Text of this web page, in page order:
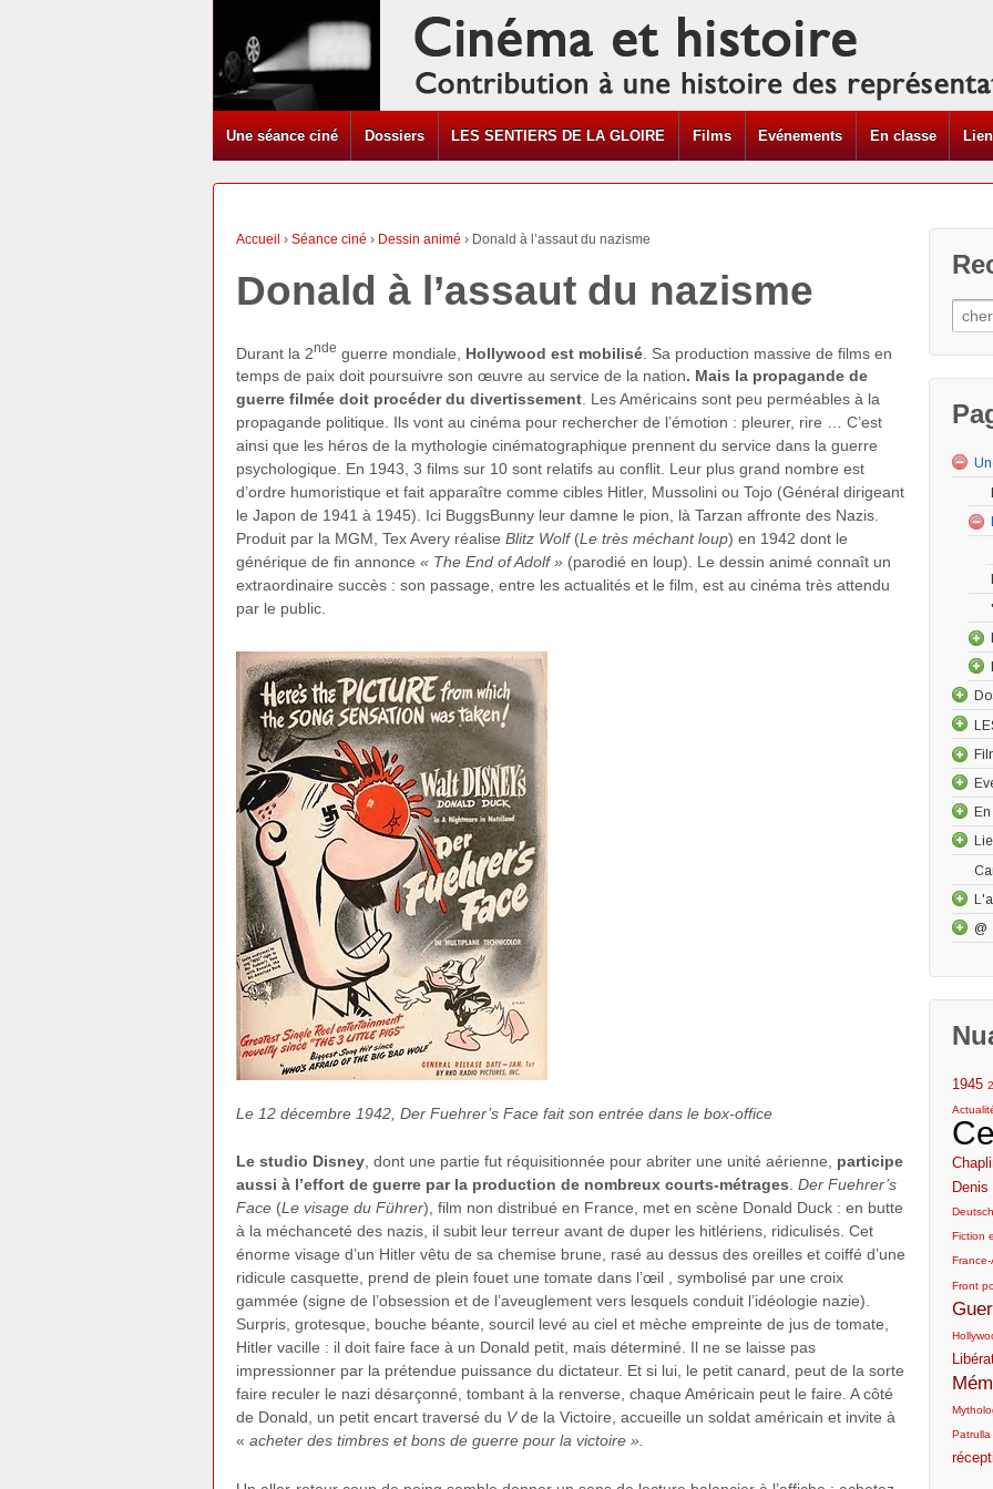
Une séance ciné Dossiers LES SENTIERS DE LA GLOIRE Films Evénements En classe
Accueil › Séance ciné › Dessin animé › Donald à l’assaut du nazisme
Donald à l’assaut du nazisme
Durant la 2nde guerre mondiale, Hollywood est mobilisé . Sa production massive de films en
temps de paix doit poursuivre son œuvre au service de la nation. Mais la propagande de
guerre filmée doit procéder du divertissement. Les Américains sont peu perméables à la
propagande politique. Ils vont au cinéma pour rechercher de l’émotion : pleurer, rire … C’est
ainsi que les héros de la mythologie cinématographique prennent du service dans la guerre
psychologique. En 1943, 3 films sur 10 sont relatifs au conflit. Leur plus grand nombre est
d’ordre humoristique et fait apparaître comme cibles Hitler, Mussolini ou Tojo (Général dirigeant
le Japon de 1941 à 1945). Ici BuggsBunny leur damne le pion, là Tarzan affronte des Nazis.
Produit par la MGM, Tex Avery réalise Blitz Wolf(Le très méchant loup) en 1942 dont le
générique de fin annonce « The End of Adolf » (parodié en loup). Le dessin animé connaît un
extraordinaire succès : son passage, entre les actualités et le film, est au cinéma très attendu
par le public.
Le 12 décembre 1942, Der Fuehrer’s Face fait son entrée dans le box-office
Le studio Disney, dont une partie fut réquisitionnée pour abriter une unité aérienne, participe
aussi à l’effort de guerre par la production de nombreux courts-métrages. Der Fuehrer’s
Face (Le visage du Führer), film non distribué en France, met en scène Donald Duck : en butte
à la méchanceté des nazis, il subit leur terreur avant de duper les hitlériens, ridiculisés. Cet
énorme visage d’un Hitler vêtu de sa chemise brune, rasé au dessus des oreilles et coiffé d’une
ridicule casquette, prend de plein fouet une tomate dans l’œil , symbolisé par une croix
gammée (signe de l’obsession et de l’aveuglement vers lesquels conduit l’idéologie nazie).
Surpris, grotesque, bouche béante, sourcil levé au ciel et mèche empreinte de jus de tomate,
Hitler vacille : il doit faire face à un Donald petit, mais déterminé. Il ne se laisse pas
impressionner par la prétendue puissance du dictateur. Et si lui, le petit canard, peut de la sorte
faire reculer le nazi désarçonné, tombant à la renverse, chaque Américain peut le faire. A côté
de Donald, un petit encart traversé du Vde la Victoire, accueille un soldat américain et invite à
« acheter des timbres et bons de guerre pour la victoire ».
@
1945
Fiction
Front
Patrulla